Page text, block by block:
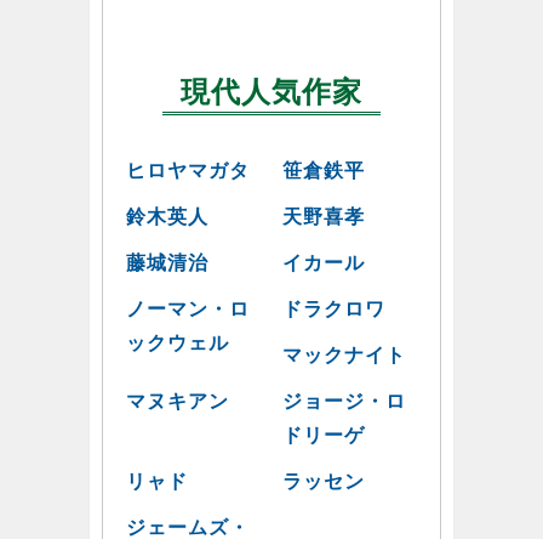
現代人気作家
ヒロヤマガタ 笹倉鉄平
鈴木英人 天野喜孝
藤城清治 イカール
ノーマン・ロ
ックウェル
ドラクロワ
マックナイト
マヌキアン
ジョージ・ロ
ドリーゲ
リャド ラッセン
ジェームズ・